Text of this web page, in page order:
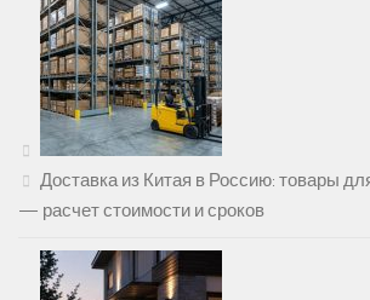
Доставка из Китая в Россию: товары
— расчет стоимости и сроков